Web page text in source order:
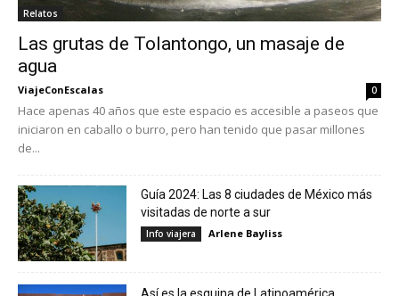
Relatos
Las grutas de Tolantongo, un masaje de
agua
ViajeConEscalas 0
Hace apenas 40 años que este espacio es accesible a paseos que
iniciaron en caballo o burro, pero han tenido que pasar millones
de...
Guía 2024: Las 8 ciudades de México más
visitadas de norte a sur
Info viajera Arlene Bayliss